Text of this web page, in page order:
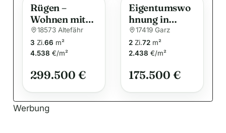
Rügen –
Wohnen mit
Hafenblick &
maritimen
Flair mit Blick
Strahlsund
18573 Altefähr
3 Zi.66 m²
4.538 €/m²
299.500 €
Eigentumswo
hnung in
ruhiger
Randlage von
Garz auf der
17419 Garz
2 Zi.72 m²
2.438 €/m²
175.500 €
Werbung